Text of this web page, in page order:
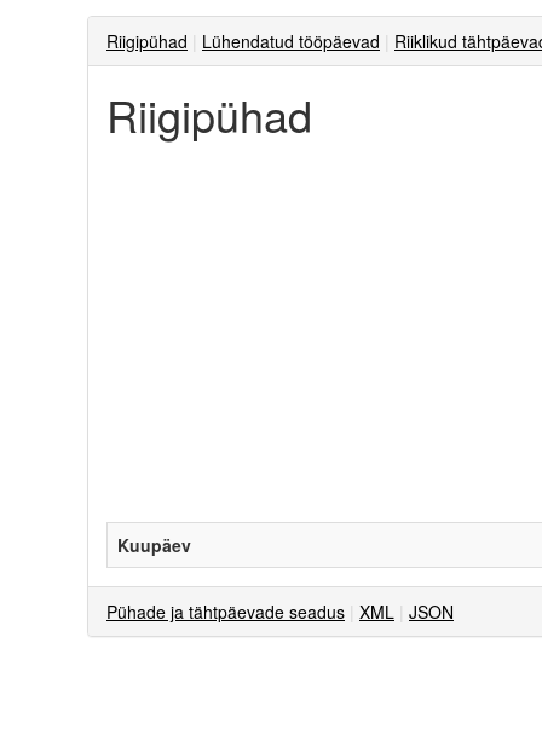
Riigipühad Lühendatud tööpäevad Riiklikud
Riigipühad
Kuupäev
Pühade ja tähtpäevade seadus XML JSON